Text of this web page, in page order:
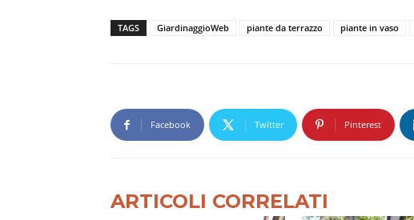
TAGS GiardinaggioWeb piante da terrazzo piante in vaso
Facebook Twitter Pinterest
ARTICOLI CORRELATI